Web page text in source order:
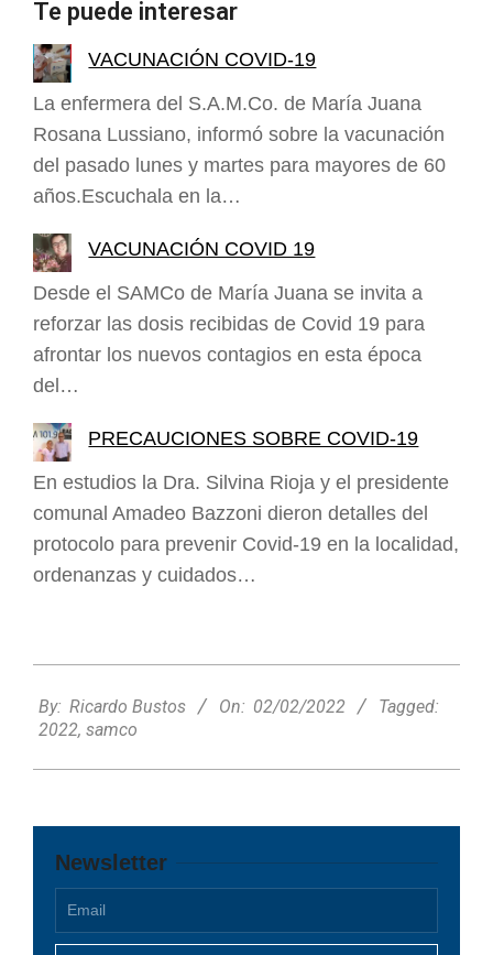
Te puede interesar
VACUNACIÓN COVID-19
La enfermera del S.A.M.Co. de María Juana
Rosana Lussiano, informó sobre la vacunación
del pasado lunes y martes para mayores de 60
años.Escuchala en la…
VACUNACIÓN COVID 19
Desde el SAMCo de María Juana se invita a
reforzar las dosis recibidas de Covid 19 para
afrontar los nuevos contagios en esta época
del…
PRECAUCIONES SOBRE COVID-19
En estudios la Dra. Silvina Rioja y el presidente
comunal Amadeo Bazzoni dieron detalles del
protocolo para prevenir Covid-19 en la localidad,
ordenanzas y cuidados…
02-
02
By: Ricardo Bustos On: 02/02/2022
Tagged:
2022, samco
Newsletter